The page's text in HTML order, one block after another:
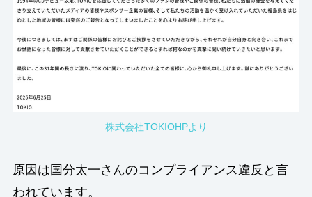
株式会社TOKIOHPより
原因は国分太一さんのコンプライアンス違反と言
われています。